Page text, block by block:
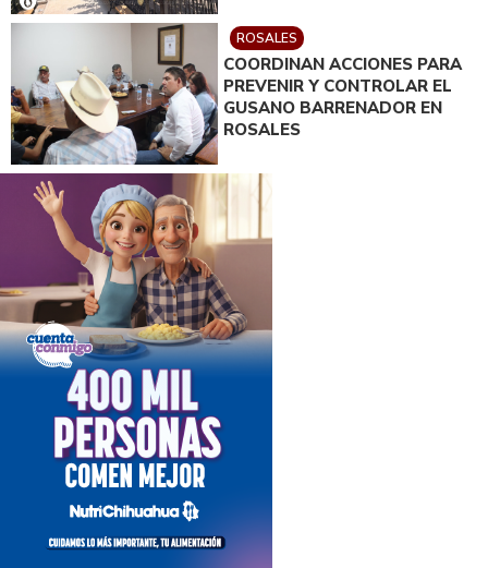
ROSALES
COORDINAN ACCIONES PARA
PREVENIR Y CONTROLAR EL
GUSANO BARRENADOR EN
ROSALES